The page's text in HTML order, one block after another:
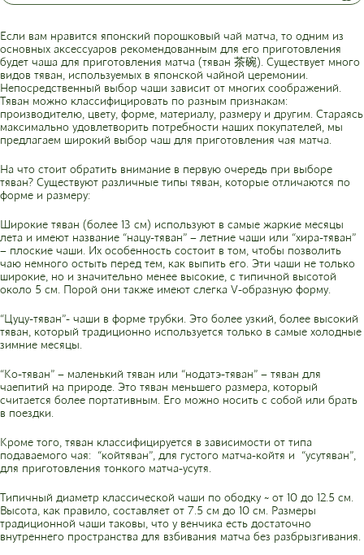
Если вам нравится японский порошковый чай матча, то одним из
основных аксессуаров рекомендованным для его приготовления
будет чаша для приготовления матча (тяван 茶碗). Существует много
видов тяван, используемых в японской чайной церемонии.
Непосредственный выбор чаши зависит от многих соображений.
Тяван можно классифицировать по разным признакам:
производителю, цвету, форме, материалу, размеру и другим. Стараясь
максимально удовлетворить потребности наших покупателей, мы
предлагаем широкий выбор чаш для приготовления чая матча.
На что стоит обратить внимание в первую очередь при выборе
тяван? Существуют различные типы тяван, которые отличаются по
форме и размеру:
Широкие тяван (более 13 см) используют в самые жаркие месяцы
лета и имеют название “нацу-тяван” – летние чаши или “хира-тяван”
– плоские чаши. Их особенность состоит в том, чтобы позволить
чаю немного остыть перед тем, как выпить его. Эти чаши не только
широкие, но и значительно менее высокие, с типичной высотой
около 5 см. Порой они также имеют слегка V-образную форму.
“Цуцу-тяван”- чаши в форме трубки. Это более узкий, более высокий
тяван, который традиционно используется только в самые холодные
зимние месяцы.
“Ко-тяван” – маленький тяван или “нодатэ-тяван” – тяван для
чаепитий на природе. Это тяван меньшего размера, который
считается более портативным. Его можно носить с собой или брать
в поездки.
Кроме того, тяван классифицируется в зависимости от типа
подаваемого чая: “койтяван”, для густого матча-койтя и “усутяван”,
для приготовления тонкого матча-усутя.
Типичный диаметр классической чаши по ободку ~ от 10 до 12.5 см.
Высота, как правило, составляет от 7.5 см до 10 см. Размеры
традиционной чаши таковы, что у венчика есть достаточно
внутреннего пространства для взбивания матча без разбрызгивания.